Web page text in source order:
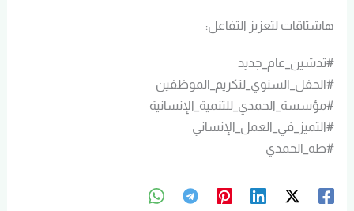
هاشتاقات لتعزيز التفاعل:
#تدشين_عام_جديد
#الحفل_السنوي_لتكريم_الموظفين
#مؤسسة_الحمدي_للتنمية_الإنسانية
#التميز_في_العمل_الإنساني
#طه_الحمدي